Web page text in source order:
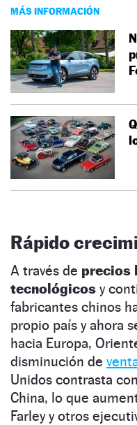
MÁS INFORMACIÓN
Rápido
A través de precios
tecnológicos y
fabricantes chinos
propio país y ahora
hacia Europa,
disminución de
Unidos contrasta
China, lo que
Farley y otros